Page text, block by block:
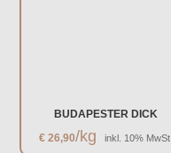
BUDAPESTER DICK
€26,90/kg inkl. 10% MwSt.